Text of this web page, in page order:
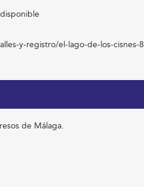
y-registro/el-lago-de-los-cisnes-8
de Málaga.